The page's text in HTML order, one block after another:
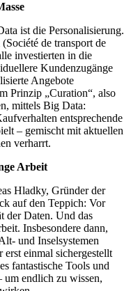
ist die Personalisierung.
de transport de
investierten in die
Kundenzugänge
Angebote
Prinzip „Curation“, also
mittels Big Data:
entsprechende
– gemischt mit aktuellen
verharrt.
Arbeit
Hladky, Gründer der
auf den Teppich: Vor
der Daten. Und das
Insbesondere dann,
und Inselsystemen
einmal sichergestellt
fantastische Tools und
um endlich zu wissen,